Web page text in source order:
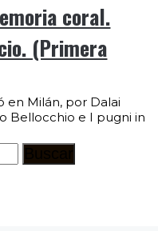
coral.
(Primera
en Milán, por Dalai
Bellocchio e I pugni in